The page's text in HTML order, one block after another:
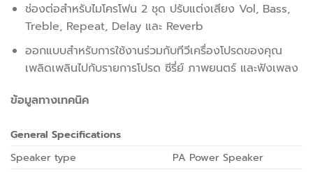
ช่องต่อสำหรับไมโครโฟน 2 ชุด ปรับแต่งเสียง Vol, Bass,
Treble, Repeat, Delay และ Reverb
ออกแบบสำหรับการใช้งานร่วมกับทีวีเครื่องโปรดของคุณ
เพลิดเพลินไปกับรายการโปรด ซีรี่ย์ ภาพยนตร์ และฟังเพลง
ข้อมูลทางเทคนิค
General Specifications
Speaker type
PA Power Speaker